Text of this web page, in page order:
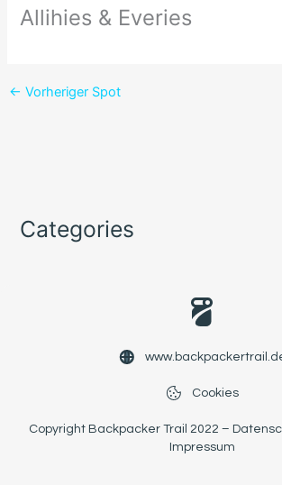
Allihies & Everies
← Vorheriger Spot
Categories
Cookies
Copyright Backpacker Trail 2022 –
Impressum